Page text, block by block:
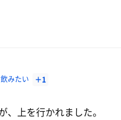
みたい ＋1
、上を行かれました。